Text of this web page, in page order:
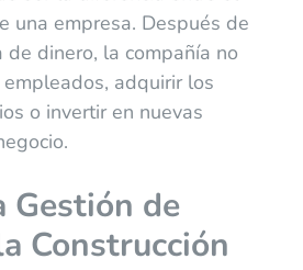
una empresa. Después de
dinero, la compañía no
adquirir los
o invertir en nuevas
Gestión de
Construcción